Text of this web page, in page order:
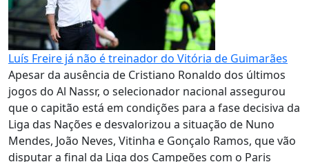
Luís Freire já não é treinador do Vitória de Guimarães
Apesar da ausência de Cristiano Ronaldo dos últimos
jogos do Al Nassr, o selecionador nacional assegurou
que o capitão está em condições para a fase decisiva da
Liga das Nações e desvalorizou a situação de Nuno
Mendes, João Neves, Vitinha e Gonçalo Ramos, que vão
disputar a final da Liga dos Campeões com o Paris